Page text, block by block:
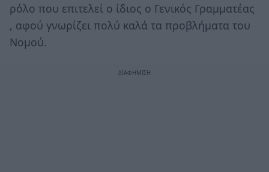
ρόλο που επιτελεί ο ίδιος ο Γενικός Γραμματέας
, αφού γνωρίζει πολύ καλά τα προβλήματα του
Νομού.